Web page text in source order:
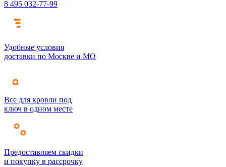
8 495 032-77-99
Удобные условия
доставки по Москве и МО
Все для кровли под
ключ в одном месте
Предоставляем скидки
и покупку в рассрочку